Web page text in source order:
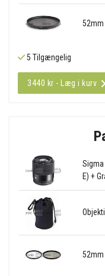
52mm
5 Tilgængelig
3440 kr - Læg i kurv
Sigma
E) +
52mm